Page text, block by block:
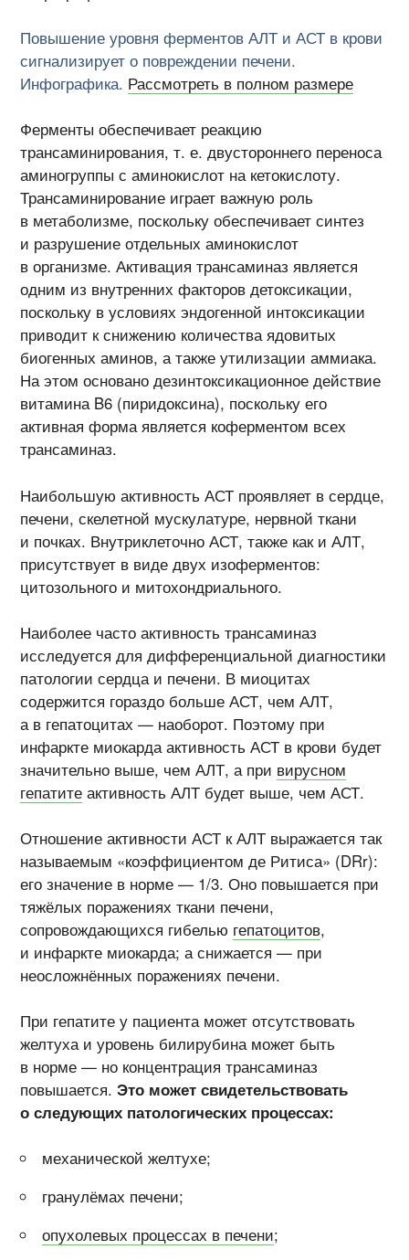
Повышение уровня ферментов АЛТ и АСТ в крови
сигнализирует о повреждении печени.
Инфографика. Рассмотреть в полном размере
Ферменты обеспечивает реакцию
трансаминирования, т. е. двустороннего переноса
аминогруппы с аминокислот на кетокислоту.
Трансаминирование играет важную роль
в метаболизме, поскольку обеспечивает синтез
и разрушение отдельных аминокислот
в организме. Активация трансаминаз является
одним из внутренних факторов детоксикации,
поскольку в условиях эндогенной интоксикации
приводит к снижению количества ядовитых
биогенных аминов, а также утилизации аммиака.
На этом основано дезинтоксикационное действие
витамина B6 (пиридоксина), поскольку его
активная форма является коферментом всех
трансаминаз.
Наибольшую активность АСТ проявляет в сердце,
печени, скелетной мускулатуре, нервной ткани
и почках. Внутриклеточно АСТ, также как и АЛТ,
присутствует в виде двух изоферментов:
цитозольного и митохондриального.
Наиболее часто активность трансаминаз
исследуется для дифференциальной диагностики
патологии сердца и печени. В миоцитах
содержится гораздо больше АСТ, чем АЛТ,
а в гепатоцитах — наоборот. Поэтому при
инфаркте миокарда активность АСТ в крови будет
значительно выше, чем АЛТ, а при вирусном
гепатите активность АЛТ будет выше, чем АСТ.
Отношение активности АСТ к АЛТ выражается так
называемым «коэффициентом де Ритиса» (DRr):
его значение в норме — 1/3. Оно повышается при
тяжёлых поражениях ткани печени,
сопровождающихся гибелью гепатоцитов,
и инфаркте миокарда; а снижается — при
неосложнённых поражениях печени.
При гепатите у пациента может отсутствовать
желтуха и уровень билирубина может быть
в норме — но концентрация трансаминаз
повышается.Это может свидетельствовать
о следующих патологических процессах:
механической желтухе;
гранулёмах печени;
опухолевых процессах в печени;